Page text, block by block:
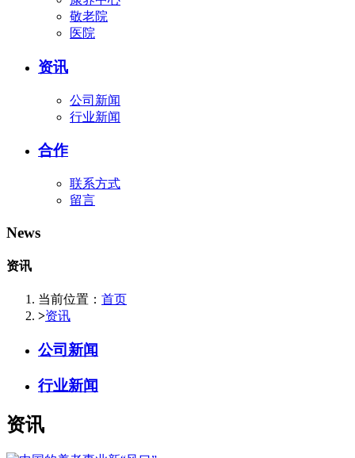
敬老院
医院
资讯
公司新闻
行业新闻
合作
联系方式
留言
News
资讯
当前位置： 首页
>资讯
公司新闻
行业新闻
资讯